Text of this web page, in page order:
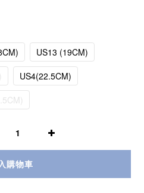
US13 (19CM)
US4(22.5CM)
購物車